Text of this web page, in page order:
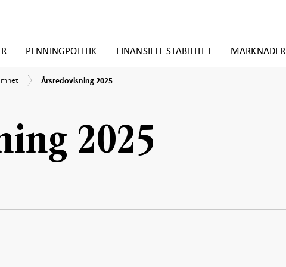
PENNINGPOLITIK FINANSIELL STABILITET MARKNADER
Årsredovisning
Årsredovisning 2025
2025